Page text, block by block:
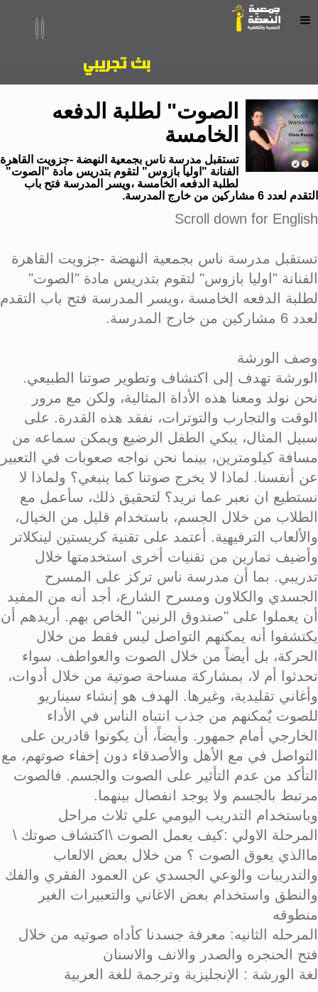
الصوت" لطلبة الدفعه
الخامسة
تستقبل مدرسة ناس بجمعية النهضة -جزويت القاهرة
الفنانة "اوليا بازوس" لتقوم بتدريس مادة "الصوت"
لطلبة الدفعه الخامسة ،ويسر المدرسة فتح باب
التقدم لعدد 6 مشاركين من خارج المدرسة.
Scroll down for English
تستقبل مدرسة ناس بجمعية النهضة -جزويت القاهرة
الفنانة "اوليا بازوس" لتقوم بتدريس مادة "الصوت"
لطلبة الدفعه الخامسة ،ويسر المدرسة فتح باب التقدم
لعدد 6 مشاركين من خارج المدرسة.
وصف الورشة
الورشة تهدف إلى اكتشاف وتطوير صوتنا الطبيعي.
نحن نولد ومعنا هذه الأداة المثالية، ولكن مع مرور
الوقت والتجارب والتوترات، نفقد هذه القدرة. على
سبيل المثال، يبكي الطفل الرضيع ويمكن سماعه من
مسافة كيلومترين، بينما نحن نواجه صعوبات في التعبير
عن أنفسنا. لماذا لا يخرج صوتنا كما ينبغي؟ ولماذا لا
نستطيع ان نعبر عما نريد؟ لتحقيق ذلك، سأعمل مع
الطلاب من خلال الجسم، باستخدام قليل من الخيال،
والألعاب الترفيهية. أعتمد على تقنية كريستين لينكلاتر
وأضيف تمارين من تقنيات أخرى استخدمتها خلال
تدريبي. بما أن مدرسة ناس تركز على المسرح
الجسدي والكلاون ومسرح الشارع، أجد أنه من المفيد
أن يعملوا على "صندوق الرنين" الخاص بهم. أريدهم أن
يكتشفوا أنه يمكنهم التواصل ليس فقط من خلال
الحركة، بل أيضاً من خلال الصوت والعواطف. سواء
تحدثوا أم لا، بمشاركة مساحة صوتية من خلال أدوات،
وأغاني تقليدية، وغيرها. الهدف هو إنشاء سيناريو
للصوت يٌمكنهم من جذب انتباه الناس في الأداء
الخارجي أمام جمهور. وأيضاً، أن يكونوا قادرين على
التواصل في مع الأهل والأصدقاء دون إخفاء صوتهم، مع
التأكد من عدم التأثير على الصوت والجسم. فالصوت
مرتبط بالجسم ولا يوجد انفصال بينهما.
وباستخدام التدريب اليومي علي ثلاث مراحل
المرحلة الاولي :كيف يعمل الصوت \اكتشاف صوتك \
ماالذي يعوق الصوت ؟ من خلال بعض الالعاب
والتدريبات والوعي الجسدي عن العمود الفقري والفك
والنطق واستخدام بعض الاغاني والتعبيرات الغير
منطوقه
المرحله الثانيه: معرفة جسدنا كأداه صوتيه من خلال
فتح الحنجره والصدر والانف والاسنان
لغة الورشة : الإنجليزية وترجمة للغة العربية